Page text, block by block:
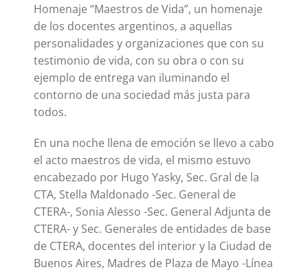
Homenaje “Maestros de Vida”, un homenaje
de los docentes argentinos, a aquellas
personalidades y organizaciones que con su
testimonio de vida, con su obra o con su
ejemplo de entrega van iluminando el
contorno de una sociedad más justa para
todos.
En una noche llena de emoción se llevo a cabo
el acto maestros de vida, el mismo estuvo
encabezado por Hugo Yasky, Sec. Gral de la
CTA, Stella Maldonado -Sec. General de
CTERA-, Sonia Alesso -Sec. General Adjunta de
CTERA- y Sec. Generales de entidades de base
de CTERA, docentes del interior y la Ciudad de
Buenos Aires, Madres de Plaza de Mayo -Línea